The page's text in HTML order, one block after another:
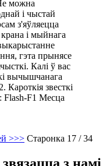
можна
і чыстай
з'яўляецца
і мыйнага
гэта прынясе
Калі ў вас
вычышчанага
Кароткія звесткі
Flash-F1 Месца
>>> Старонка 17 / 34